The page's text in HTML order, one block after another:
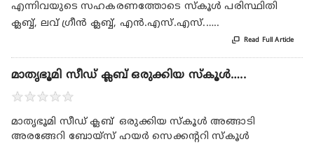
എന്നിവയുടെ സഹകരണത്തോടെ സ്കൂൾ പരിസ്ഥിതി
ക്ലബ്ബ്, ലവ് ഗ്രീൻ ക്ലബ്ബ്, എൻ.എസ്.എസ്.…..
 Read Full Article
മാതൃഭൂമി സീഡ് ക്ലബ് ഒരുക്കിയ സ്കൂൾ…..
★★★★★
മാതൃഭൂമി സീഡ് ക്ലബ് ഒരുക്കിയ സ്കൂൾ അങ്ങാടി
അരങ്ങേറി ബോയ്സ് ഹയർ സെക്കന്ററി സ്കൂൾ